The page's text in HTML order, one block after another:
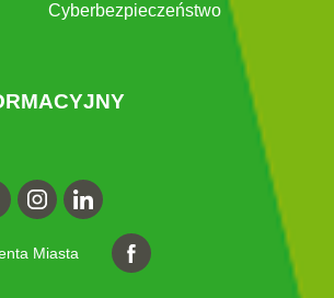
Cyberbezpieczeństwo
Miasta